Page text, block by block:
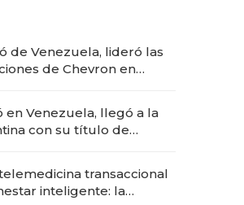
de Venezuela, lideró las
de Chevron en
en Venezuela, llegó a la
con su título de
"fast premium"
transaccional
inteligente: la